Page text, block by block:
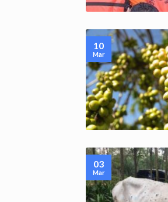
10
Mar
03
Mar